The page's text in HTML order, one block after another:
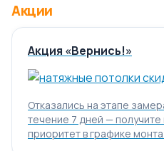
Акции
Акция «Вернись!»
Отказались на этапе
течение 7 дней —
приоритет в графике